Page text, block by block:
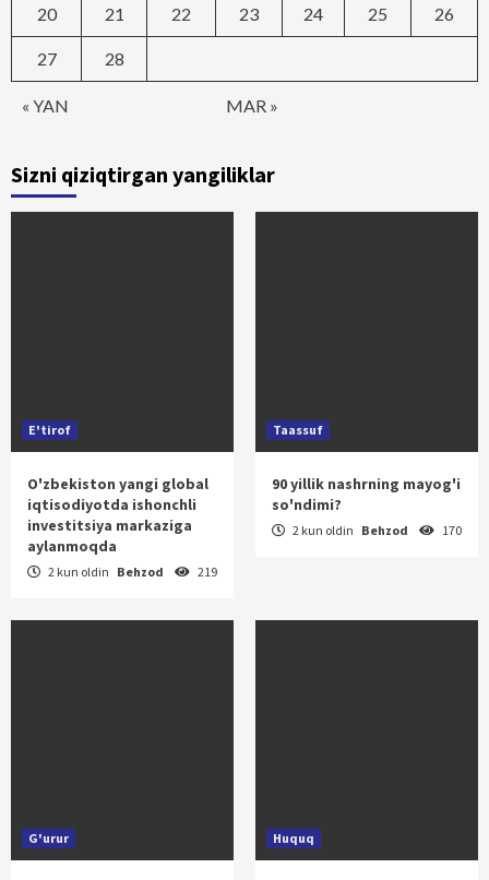
« YAN MAR »
20 21 22 23 24 25 26
27 28
Sizni qiziqtirgan yangiliklar
E'tirof
O'zbekiston yangi global
iqtisodiyotda ishonchli
investitsiya markaziga
aylanmoqda
2 kun oldin Behzod 219
Taassuf
90 yillik nashrning mayog'i
so'ndimi?
2 kun oldin Behzod 170
G'urur Huquq